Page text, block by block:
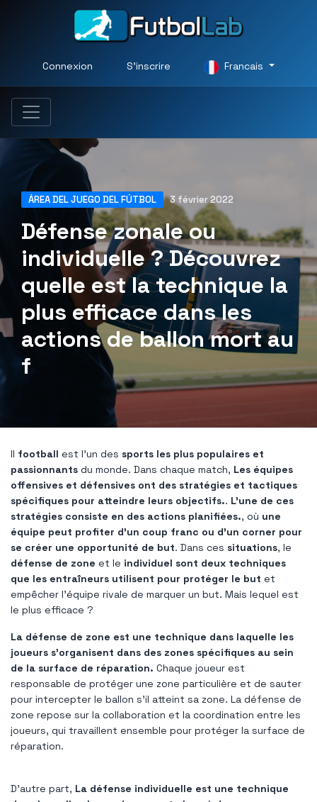
Connexion S'inscrire Francais
ÁREA DEL JUEGO DEL FÚTBOL 3 février 2022
Défense zonale ou
individuelle ? Découvrez
quelle est la technique la
plus efficace dans les
actions de ballon mort au
f
Il football est l'un des sports les plus populaires et
passionnants du monde. Dans chaque match, Les équipes
offensives et défensives ont des stratégies et tactiques
spécifiques pour atteindre leurs objectifs.. L’une de ces
stratégies consiste en des actions planifiées., où une
équipe peut profiter d'un coup franc ou d'un corner pour
se créer une opportunité de but. Dans ces situations, le
défense de zone et le individuel sont deux techniques
que les entraîneurs utilisent pour protéger le but et
empêcher l'équipe rivale de marquer un but. Mais lequel est
le plus efficace ?
La défense de zone est une technique dans laquelle les
joueurs s'organisent dans des zones spécifiques au sein
de la surface de réparation. Chaque joueur est
responsable de protéger une zone particulière et de sauter
pour intercepter le ballon s'il atteint sa zone. La défense de
zone repose sur la collaboration et la coordination entre les
joueurs, qui travaillent ensemble pour protéger la surface de
réparation.
D'autre part, La défense individuelle est une technique